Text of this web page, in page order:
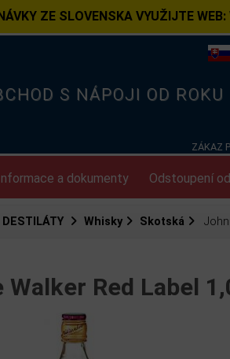
ZE SLOVENSKA VYUŽIJTE WEB:
S NÁPOJI OD ROKU
ZÁKAZ
a dokumenty Odstoupení
Whisky Skotská
Red Label